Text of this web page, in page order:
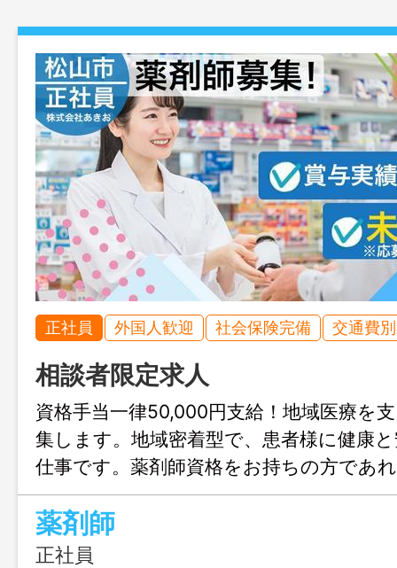
正社員 外国人歓迎 社会保険完備 交通費
相談者限定求人
資格手当一律50,000円支給！地域医療を
集します。地域密着型で、患者様に健康
仕事です。薬剤師資格をお持ちの方であ
す。ぜひご応募ください。
薬剤師
正社員